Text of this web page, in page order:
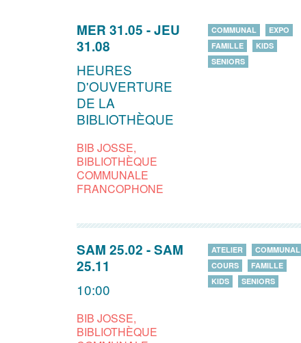
MER 31.05 -JEU
31.08
HEURES
D'OUVERTURE
DE LA
BIBLIOTHÈQUE
BIB JOSSE,
BIBLIOTHÈQUE
COMMUNALE
FRANCOPHONE
COMMUNAL
EXPO
FAMILLE
KIDS
SENIORS
SAM 25.02 -SAM
25.11
10:00
BIB JOSSE,
BIBLIOTHÈQUE
ATELIER
COMMUNAL
COURS
FAMILLE
KIDS
SENIORS